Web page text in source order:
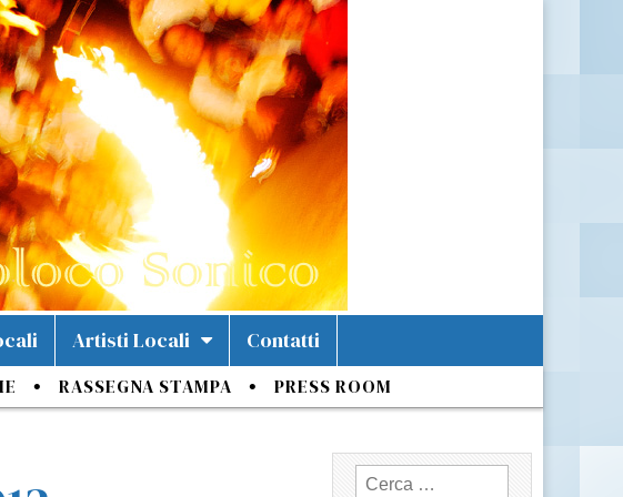
Artisti Locali Contatti
RASSEGNA STAMPA PRESS ROOM
Ricerca